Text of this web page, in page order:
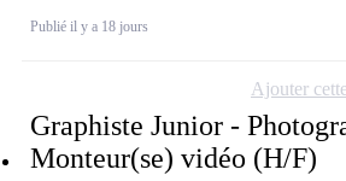
Publié il y a 18 jours
Graphiste Junior -
Monteur(se) vidéo (H/F)
Ajouter